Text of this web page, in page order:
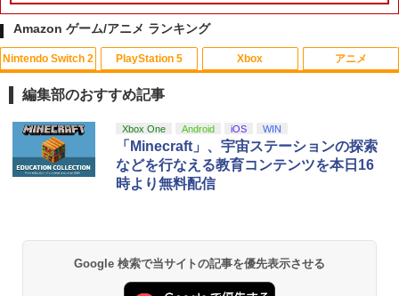
￥25,300
Amazon ゲーム/アニメ ランキング
Nintendo Switch 2
1
スプラトゥーン レイダース|オンライン
コード版
￥5,832
スプラトゥーン レイダース -Switch2
PlayStation 5
1
PlayStation 5 デジタル・エディション
日本語専用 Console Language: Japan
ese only (CFI-2200B01)
￥55,000
Beast of Reincarnation -PS5 【特典】
プロダクトコード 封入
Xbox
1
【純正品】Xbox ワイヤレス コントロー
ラー + USB-C® ケーブル
￥8,300
【純正品】Xbox ワイヤレス コントロー
ラー (ロボット ホワイト)
￥7,681
アニメ
1
劇場版「鬼滅の刃」無限城編 第一章 猗
窩座再来 通常版 [Blu-ray]
￥3,982
劇場版「鬼滅の刃」無限城編 第一章 猗
窩座再来 通常版 [DVD]
編集部のおすすめ記事
Xbox One Android iOS WIN
「Minecraft」、宇宙ステーションの探索
などを行なえる教育コンテンツを本日16
時より無料配信
Google 検索で当サイトの記事を優先表示させる